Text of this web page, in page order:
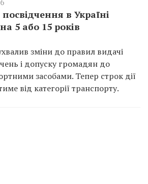
в Україні
5 або 15 років
зміни до правил видачі
і допуску громадян до
засобами. Тепер строк дії
від категорії транспорту.